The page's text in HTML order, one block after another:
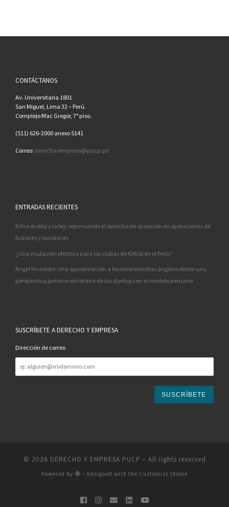
CONTÁCTANOS
Av. Universitaria 1801
San Miguel, Lima 32 – Perú.
Complejo Mac Gregor, 7° piso.
(511) 626-2000 anexo 5141
Correo: derecho.empresa@pucp.pe
ENTRADAS RECIENTES
Entre el reloj y la ley: repensando el derecho de oposición en operaciones de
fusiones y escisiones
¿Una mutación efectiva para los clubes de fútbol en el Perú?
Angel Investors: Una aproximación a los inversionistas ángeles desde una
perspectiva jurídico-societaria de las startups en el modelo peruano
SUSCRÍBETE A DERECHO Y EMPRESA
Dirección de correo
de
correo
© 2026 DERECHO Y EMPRESA PUCP – All rights reserved
Powered by – Designed with the Customizr theme